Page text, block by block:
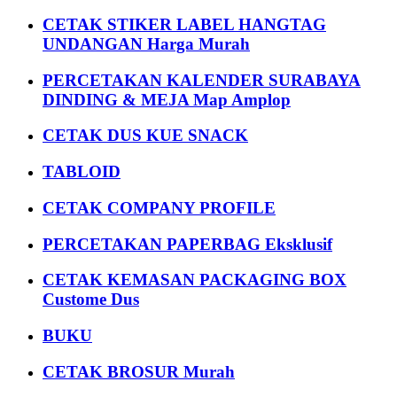
CETAK STIKER LABEL HANGTAG
UNDANGAN Harga Murah
PERCETAKAN KALENDER SURABAYA
DINDING & MEJA Map Amplop
CETAK DUS KUE SNACK
TABLOID
CETAK COMPANY PROFILE
PERCETAKAN PAPERBAG Eksklusif
CETAK KEMASAN PACKAGING BOX
Custome Dus
BUKU
CETAK BROSUR Murah